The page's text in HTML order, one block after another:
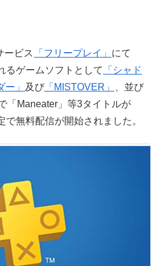
ービス 「フリープレイ」 にて
るゲームソフトとして
「シャド
」
及び 「MISTOVER」
、並び
「Maneater」等3タイトルが
無料配信が開始されました。